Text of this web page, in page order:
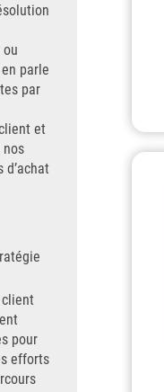
parle
par
et
nos
pour
efforts